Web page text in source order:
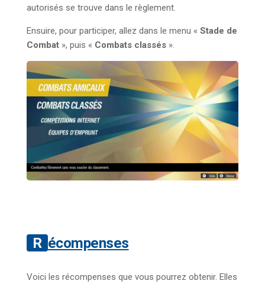
autorisés se trouve dans le règlement.
Ensuire, pour participer, allez dans le menu « Stade de
Combat », puis « Combats classés ».
Récompenses
Voici les récompenses que vous pourrez obtenir. Elles